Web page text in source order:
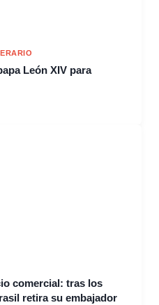
León XIV para
comercial: tras los
retira su embajador